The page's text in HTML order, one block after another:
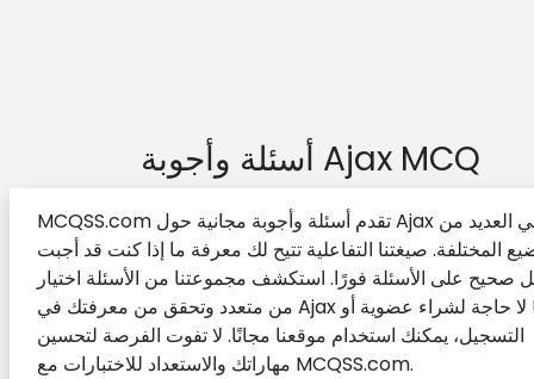
أسئلة وأجوبة Ajax MCQ
MCQSS.com تقدم أسئلة وأجوبة مجانية حول Ajax في العديد من
المختلفة. صيغتنا التفاعلية تتيح لك معرفة ما إذا كنت قد أجبت
صحيح على الأسئلة فورًا. استكشف مجموعتنا من الأسئلة اختيار
من متعدد وتحقق من معرفتك في Ajax اليوم! لا حاجة لشراء عضوية أو
التسجيل، يمكنك استخدام موقعنا مجانًا. لا تفوت الفرصة لتحسين
مهاراتك والاستعداد للاختبارات مع MCQSS.com.